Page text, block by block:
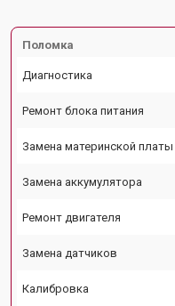
Поломка
Диагностика
Ремонт блока питания
Замена материнской платы
Замена аккумулятора
Ремонт двигателя
Замена датчиков
Калибровка